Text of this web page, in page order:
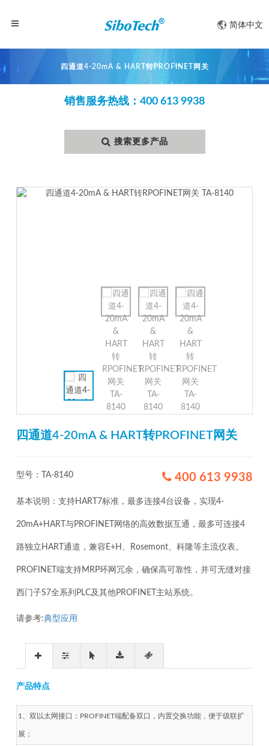
简体中文
四通道4-20mA & HART转PROFINET网关
销售服务热线：400 613 9938
搜索更多产品
四通道4-20mA & HART转PROFINET网关
型号：TA-8140 400 613 9938
基本说明：支持HART7标准，最多连接4台设备，实现4-
20mA+HART与PROFINET网络的高效数据互通，最多可连接4
路独立HART通道，兼容E+H、Rosemont、科隆等主流仪表。
PROFINET端支持MRP环网冗余，确保高可靠性，并可无缝对接
西门子S7全系列PLC及其他PROFINET主站系统。
请参考:典型应用
产品特点
1、双以太网接口：PROFINET端配备双口，内置交换功能，便于级联扩
展；